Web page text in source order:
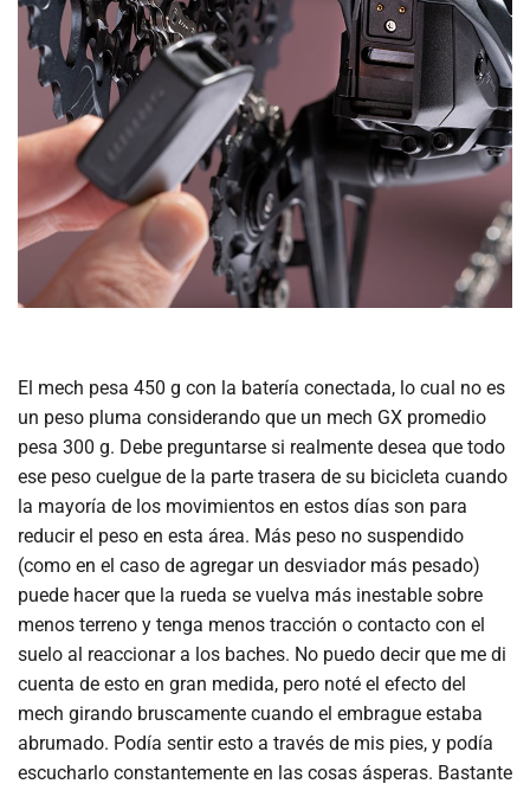
El mech pesa 450 g con la batería conectada, lo cual no es
un peso pluma considerando que un mech GX promedio
pesa 300 g. Debe preguntarse si realmente desea que todo
ese peso cuelgue de la parte trasera de su bicicleta cuando
la mayoría de los movimientos en estos días son para
reducir el peso en esta área. Más peso no suspendido
(como en el caso de agregar un desviador más pesado)
puede hacer que la rueda se vuelva más inestable sobre
menos terreno y tenga menos tracción o contacto con el
suelo al reaccionar a los baches. No puedo decir que me di
cuenta de esto en gran medida, pero noté el efecto del
mech girando bruscamente cuando el embrague estaba
abrumado. Podía sentir esto a través de mis pies, y podía
escucharlo constantemente en las cosas ásperas. Bastante